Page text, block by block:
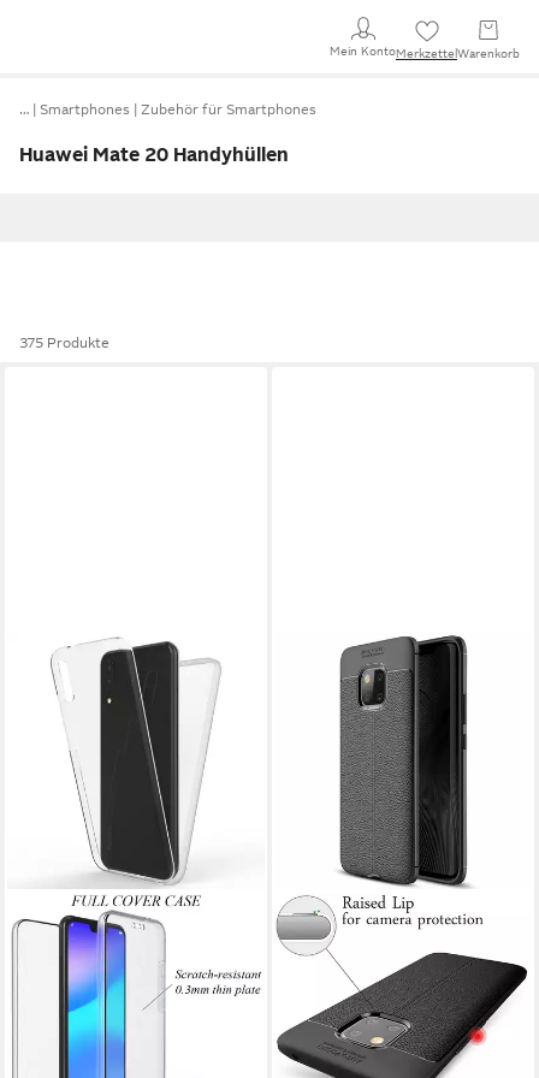
Mein KontoMerkzettel Warenkorb
… Smartphones Zubehör für Smartphones
Huawei Mate 20 Handyhüllen
375 Produkte